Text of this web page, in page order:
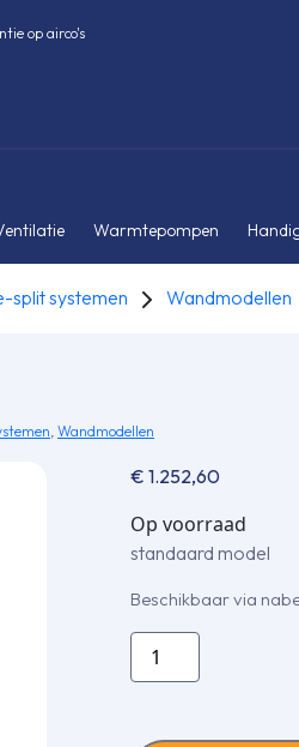
op airco's
Warmtepompen
split systemen Wandmodellen
, Wandmodellen
€ 1.252,60
Op voorraad
standaard model
Beschikbaar via
Daikin
Comfora